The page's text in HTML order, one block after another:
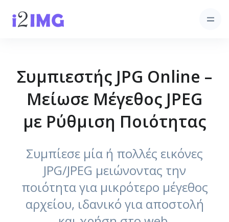
Συμπιεστής JPG Online –
Μείωσε Μέγεθος JPEG
με Ρύθμιση Ποιότητας
Συμπίεσε μία ή πολλές εικόνες
JPG/JPEG μειώνοντας την
ποιότητα για μικρότερο μέγεθος
αρχείου, ιδανικό για αποστολή